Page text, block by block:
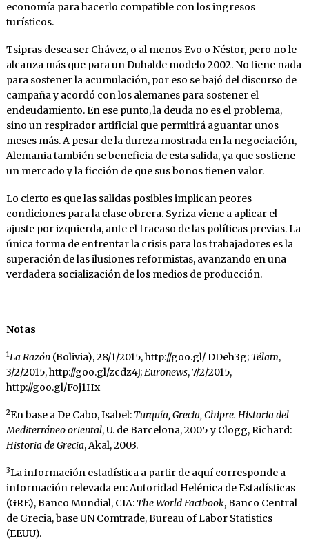
economía para hacerlo compatible con los ingresos
turísticos.
Tsipras desea ser Chávez, o al menos Evo o Nés­tor, pero no le
alcanza más que para un Duhal­de modelo 2002. No tiene nada
para sostener la acumulación, por eso se bajó del discurso de
campaña y acordó con los alemanes para sos­tener el
endeudamiento. En ese punto, la deu­da no es el problema,
sino un respirador artifi­cial que permitirá aguantar unos
meses más. A pesar de la dureza mostrada en la negociación,
Alemania también se beneficia de esta salida, ya que sostiene
un mercado y la ficción de que sus bonos tienen valor.
Lo cierto es que las salidas posibles implican peores
condiciones para la clase obrera. Syri­za viene a aplicar el
ajuste por izquierda, ante el fracaso de las políticas previas. La
única for­ma de enfrentar la crisis para los trabajadores es la
superación de las ilusiones reformistas, avan­zando en una
verdadera socialización de los medios de producción.
Notas
1La Razón (Bolivia), 28/1/2015, http://goo.gl/ DDeh3g; Télam,
3/2/2015, http://goo.gl/zcdz4J;Euronews, 7/2/2015,
http://goo.gl/Foj1Hx
2En base a De Cabo, Isabel: Turquía, Grecia, Chi­pre. Historia del
Mediterráneo oriental, U. de Bar­celona, 2005 y Clogg, Richard:
Historia de Grecia, Akal, 2003.
3La información estadística a partir de aquí co­rresponde a
información relevada en: Autoridad Helénica de Estadísticas
(GRE), Banco Mundial, CIA: The World Factbook, Banco Central
de Gre­cia, base UN Comtrade, Bureau of Labor Statis­tics
(EEUU).